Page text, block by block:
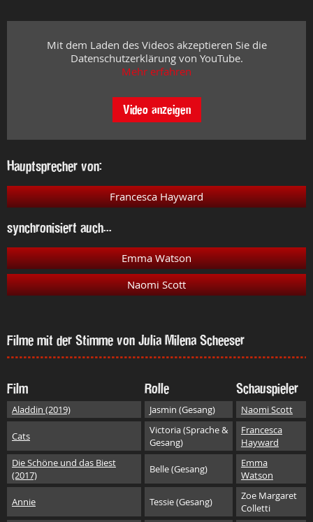
Mit dem Laden des Videos akzeptieren Sie die
Datenschutzerklärung von YouTube.
Mehr erfahren
Video anzeigen
Hauptsprecher von:
Francesca Hayward
synchronisiert auch...
Emma Watson
Naomi Scott
Filme mit der Stimme von Julia Milena Scheeser
Film Rolle Schauspieler
Aladdin (2019) Jasmin (Gesang) Naomi Scott
Cats
Victoria (Sprache &
Gesang)
Francesca
Hayward
Die Schöne und das Biest
(2017)
Belle (Gesang)
Emma
Watson
Annie Tessie (Gesang)
Zoe Margaret
Colletti